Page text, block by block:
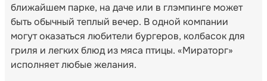
ближайшем парке, на даче или в глэмпинге может
быть обычный теплый вечер. В одной компании
могут оказаться любители бургеров, колбасок для
гриля и легких блюд из мяса птицы. «Мираторг»
исполняет любые желания.